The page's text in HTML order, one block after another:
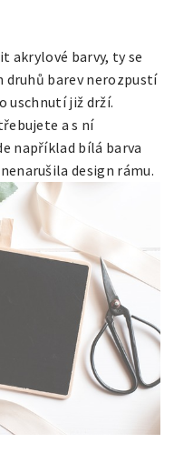
akrylové barvy, ty se
barev nerozpustí
uschnutí již drží.
a s ní
například bílá barva
design rámu.